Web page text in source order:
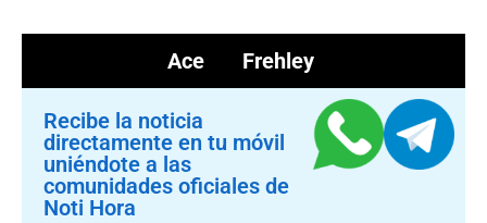
Ace Frehley
Recibe la noticia
directamente en tu móvil
uniéndote a las
comunidades oficiales de
Noti Hora